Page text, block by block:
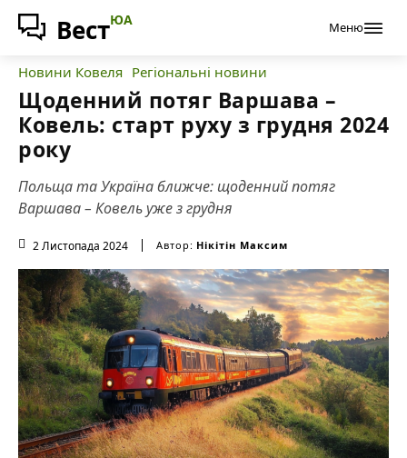
ВестЮА Меню
Новини Ковеля Регіональні новини
Щоденний потяг Варшава –
Ковель: старт руху з грудня 2024
року
Польща та Україна ближче: щоденний потяг
Варшава – Ковель уже з грудня
2 Листопада 2024 Автор: Нікітін Максим